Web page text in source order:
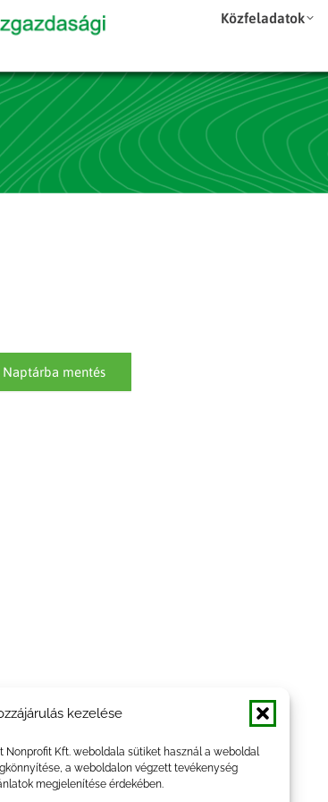
kezelése
Nonprofit Kft. weboldala sütiket használ a weboldal
a weboldalon végzett tevékenység
megjelenítése érdekében.
Közfeladatok
mentés